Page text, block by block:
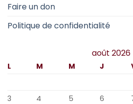
Faire un don
Politique de confidentialité
août 2026
L M M J
3
4 5 6